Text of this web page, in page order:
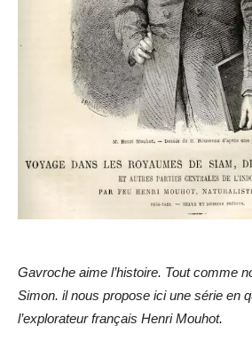
Gavroche aime l’histoire. Tout comme
Simon. il nous propose ici une série en
l’explorateur français Henri Mouhot.